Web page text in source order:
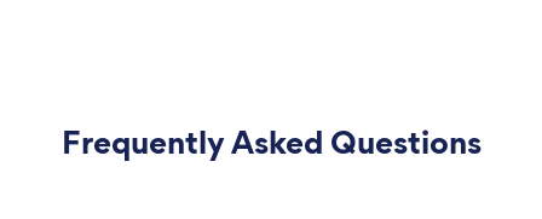
Frequently Asked Questions